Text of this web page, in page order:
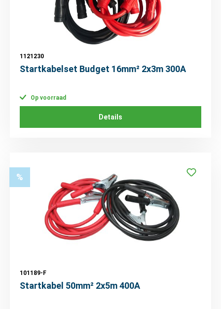
1121230
Startkabelset Budget 16mm² 2x3m 300A
Op voorraad
Details
%
101189-F
Startkabel 50mm² 2x5m 400A